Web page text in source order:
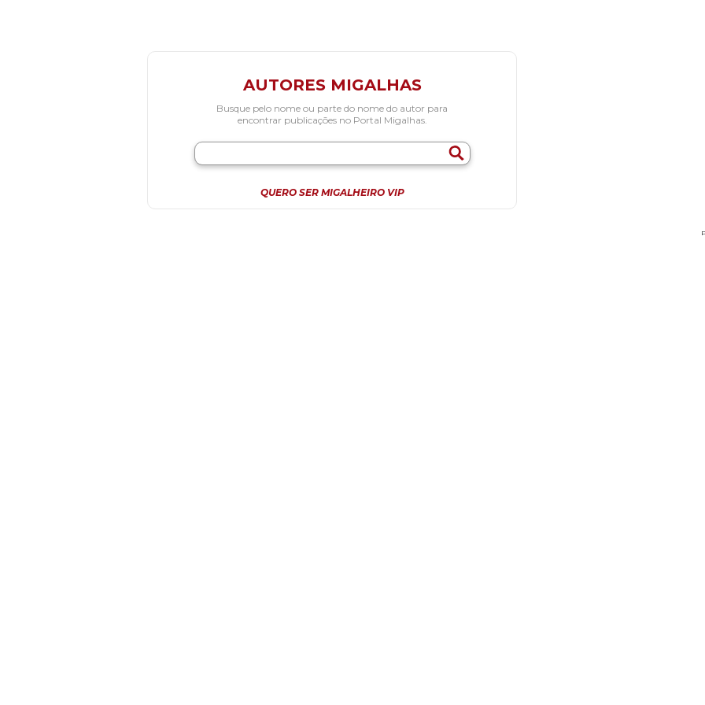
AUTORES MIGALHAS
Busque pelo nome ou parte do nome do autor para
encontrar publicações no Portal Migalhas.
QUERO SER MIGALHEIRO VIP